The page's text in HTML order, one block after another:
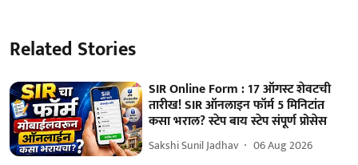
Related Stories
SIR Online Form : 17 ऑगस्ट शेवटची
तारीख! SIR ऑनलाइन फॉर्म 5 मिनिटांत
कसा भराल? स्टेप बाय स्टेप संपूर्ण प्रोसेस
Sakshi Sunil Jadhav 06 Aug 2026